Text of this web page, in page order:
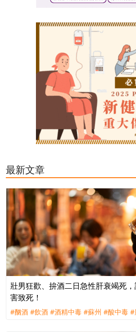
最新文章
壯男狂歡、拚酒二日急性肝衰竭死
害致死！
#酗酒 #飲酒 #酒精中毒 #蘇州 #酸中毒 #